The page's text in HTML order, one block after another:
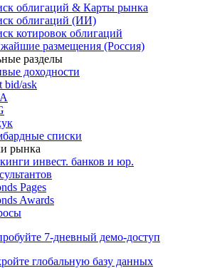
облигаций & Карты рынка
облигаций (ИИ)
котировок облигаций
размещения (Россия)
разделы
доходности
bid/ask
списки
рынка
инвест. банков и юр.
Pages
Awards
7-дневный демо-доступ
глобальную базу данных